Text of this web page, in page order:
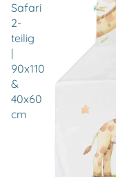
Safari
2-
teilig
|
90x110
&
40x60
cm